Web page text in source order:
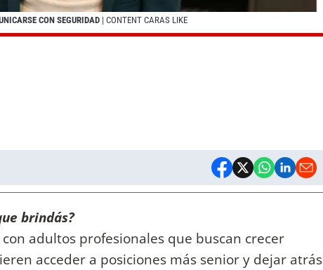
CON SEGURIDAD | CONTENT CARAS LIKE
brindás?
adultos profesionales que buscan crecer
acceder a posiciones más senior y dejar atrás